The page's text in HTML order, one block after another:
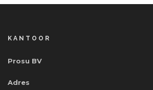
KANTOOR
Prosu BV
Adres